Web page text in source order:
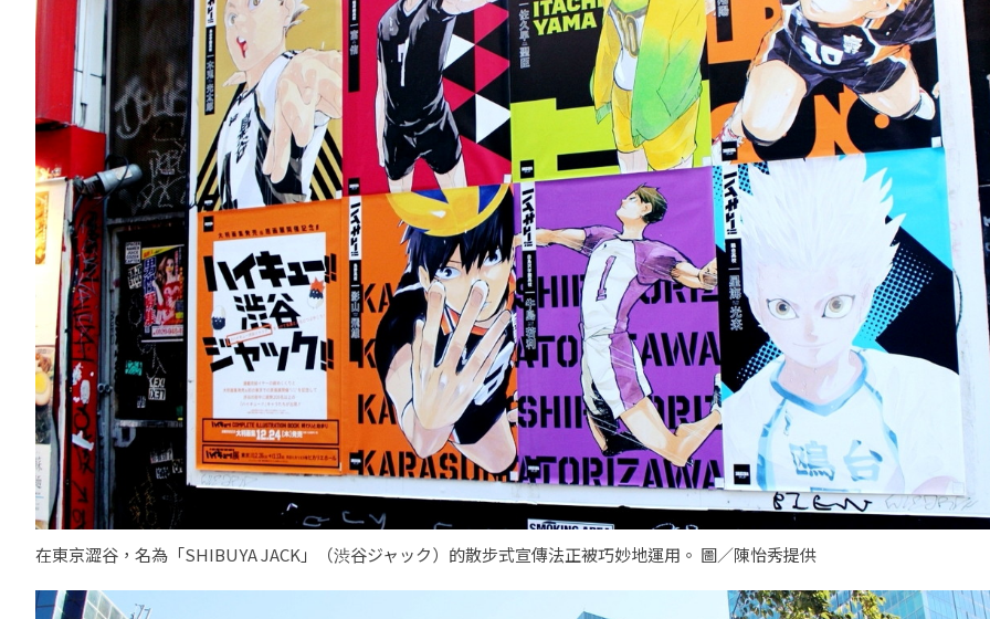
在東京澀谷，名為「SHIBUYA JACK」（渋谷ジャック）的散步式宣傳法正被巧妙地運用。 圖／陳怡秀提供